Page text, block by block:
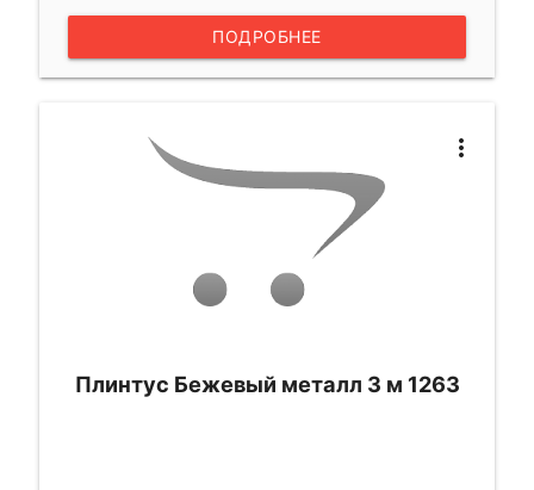
ПОДРОБНЕЕ
more_vert
Плинтус Бежевый металл 3 м 1263